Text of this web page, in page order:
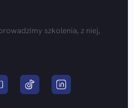
szkolenia, z niej,